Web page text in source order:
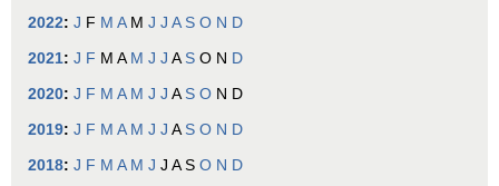
2022: J F M A M J J A S O N D
2021: J F M A M J J A S O N D
2020: J F M A M J J A S O N D
2019: J F M A M J J A S O N D
2018: J F M A M J J A S O N D